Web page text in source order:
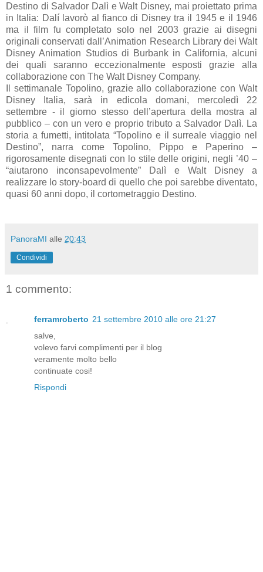
Destino di Salvador Dalì e Walt Disney, mai proiettato prima
in Italia: Dalí lavorò al fianco di Disney tra il 1945 e il 1946
ma il film fu completato solo nel 2003 grazie ai disegni
originali conservati dall’Animation Research Library dei Walt
Disney Animation Studios di Burbank in California, alcuni
dei quali saranno eccezionalmente esposti grazie alla
collaborazione con The Walt Disney Company.
Il settimanale Topolino, grazie allo collaborazione con Walt
Disney Italia, sarà in edicola domani, mercoledì 22
settembre - il giorno stesso dell’apertura della mostra al
pubblico – con un vero e proprio tributo a Salvador Dalì. La
storia a fumetti, intitolata “Topolino e il surreale viaggio nel
Destino”, narra come Topolino, Pippo e Paperino –
rigorosamente disegnati con lo stile delle origini, negli ’40 –
“aiutarono inconsapevolmente” Dalì e Walt Disney a
realizzare lo story-board di quello che poi sarebbe diventato,
quasi 60 anni dopo, il cortometraggio Destino.
PanoraMI alle 20:43
Condividi
1 commento:
ferramroberto 21 settembre 2010 alle ore 21:27
salve,
volevo farvi complimenti per il blog
veramente molto bello
continuate cosi!
Rispondi